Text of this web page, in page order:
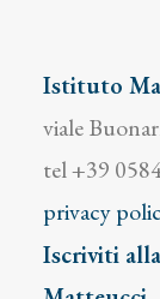
Istituto
viale
tel +39
privacy
Iscriviti